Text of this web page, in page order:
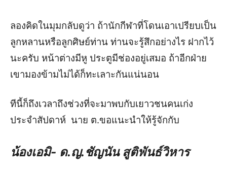
ลองคิดในมุมกลับดูว่า ถ้านักกีฬาที่โดนเอาเปรียบเป็น
ลูกหลานหรือลูกศิษย์ท่าน ท่านจะรู้สึกอย่างไร ฝากไว้
นะครับ หน้าต่างมีหู ประตูมีช่องอยู่เสมอ ถ้าอีกฝ่าย
เขามองข้ามไม่ได้ก็ทะเลาะกันแน่นอน
ทีนี้ก็ถึงเวลาถึงช่วงที่จะมาพบกับเยาวชนคนเก่ง
ประจำสัปดาห์ นาย ต.ขอแนะนำให้รู้จักกับ
น้องเอมิ- ด.ญ.ชัญนัน สูติพันธ์วิหาร